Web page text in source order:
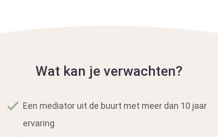
Wat kan je verwachten?
Een mediator uit de buurt met meer dan 10 jaar
ervaring